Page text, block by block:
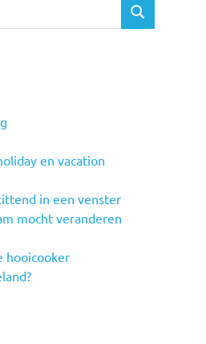
ZOEKEN
en vacation
in een venster
mocht veranderen
hooicooker